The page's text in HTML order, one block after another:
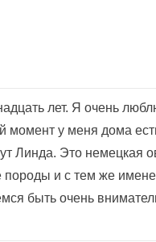
лет. Я очень
момент у меня дома
Линда. Это немецкая
породы и с тем же
быть очень